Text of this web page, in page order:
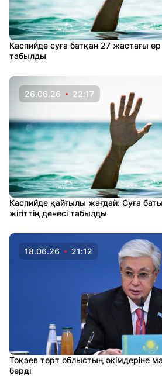
Каспийде суға батқан 27 жастағы
табылды
26.06.26 22:17
Каспийде қайғылы жағдай: Суға
жігіттің денесі табылды
18.06.26 21:12
Тоқаев төрт облыстың әкімдеріне
берді